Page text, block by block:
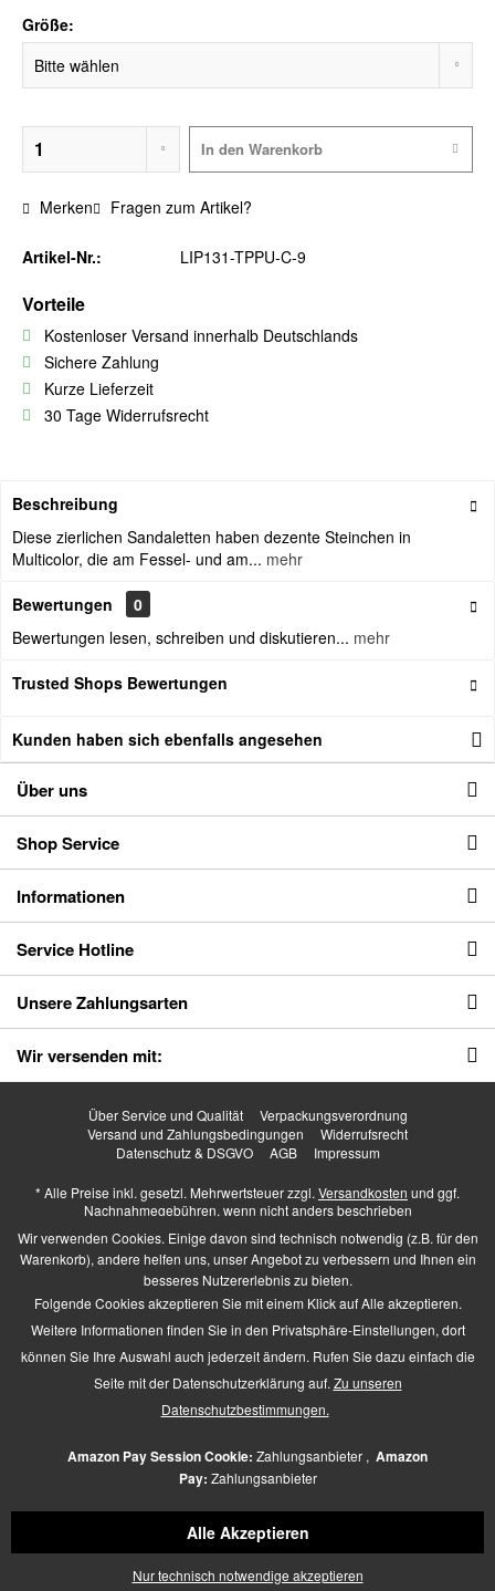
Größe:
In den Warenkorb
Merken Fragen zum Artikel?
Artikel-Nr.: LIP131-TPPU-C-9
Vorteile
Kostenloser Versand innerhalb Deutschlands
Sichere Zahlung
Kurze Lieferzeit
30 Tage Widerrufsrecht
Beschreibung
Diese zierlichen Sandaletten haben dezente Steinchen in
Multicolor, die am Fessel- und am... mehr
Bewertungen
0
Bewertungen lesen, schreiben und diskutieren... mehr
Trusted Shops Bewertungen
Kunden haben sich ebenfalls angesehen
Über uns
Shop Service
Informationen
Service Hotline
Unsere Zahlungsarten
Wir versenden mit:
Über Service und Qualität
Verpackungsverordnung
Versand und Zahlungsbedingungen
Widerrufsrecht
Datenschutz & DSGVO
AGB Impressum
* Alle Preise inkl. gesetzl. Mehrwertsteuer zzgl. Versandkosten und ggf.
Nachnahmegebühren, wenn nicht anders beschrieben
Higher Heels - All Rights Reserved. Design byTC-Innovations GmbH
Wir verwenden Cookies. Einige davon sind technisch notwendig (z.B. für den
Warenkorb), andere helfen uns, unser Angebot zu verbessern und Ihnen ein
besseres Nutzererlebnis zu bieten.
Folgende Cookies akzeptieren Sie mit einem Klick auf Alle akzeptieren.
Weitere Informationen finden Sie in den Privatsphäre-Einstellungen, dort
können Sie Ihre Auswahl auch jederzeit ändern. Rufen Sie dazu einfach die
Seite mit der Datenschutzerklärung auf. Zu unseren
Datenschutzbestimmungen.
Amazon Pay Session Cookie: Zahlungsanbieter , Amazon
Pay: Zahlungsanbieter
Nur technisch notwendige akzeptieren
Alle Akzeptieren
Barrierefrei Hilfswerkzeuge
Kontrast +
Links hervorheben
Größerer Text
Zusätzliche Beschreibung
Navigation per Tab-Taste